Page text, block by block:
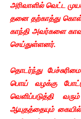
அரிவாளில் வெட்ட
தனை தற்காத்து
காந்தி அவர்களை
செய்துள்ளனர்.
தொடர்ந்து
பொய் வழக்கு
வெளிப்படுத்தி
ஆயுதத்தையும்